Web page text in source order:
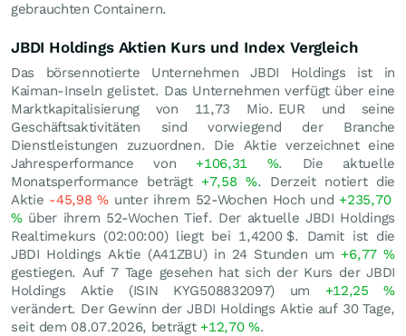
gebrauchten Containern.
JBDI Holdings Aktien Kurs und Index Vergleich
Das börsennotierte Unternehmen JBDI Holdings ist in
Kaiman-Inseln gelistet. Das Unternehmen verfügt über eine
Marktkapitalisierung von 11,73 Mio. EUR und seine
Geschäftsaktivitäten sind vorwiegend der Branche
Dienstleistungen zuzuordnen. Die Aktie verzeichnet eine
Jahresperformance von +106,31 %. Die aktuelle
Monatsperformance beträgt +7,58%. Derzeit notiert die
Aktie -45,98% unter ihrem 52-Wochen Hoch und +235,70
%über ihrem 52-Wochen Tief. Der aktuelle JBDI Holdings
Realtimekurs (02:00:00) liegt bei 1,4200 $. Damit ist die
JBDI Holdings Aktie (A41ZBU) in 24 Stunden um +6,77%
gestiegen. Auf 7 Tage gesehen hat sich der Kurs der JBDI
Holdings Aktie (ISIN KYG508832097) um +12,25%
verändert. Der Gewinn der JBDI Holdings Aktie auf 30 Tage,
seit dem 08.07.2026, beträgt +12,70%.